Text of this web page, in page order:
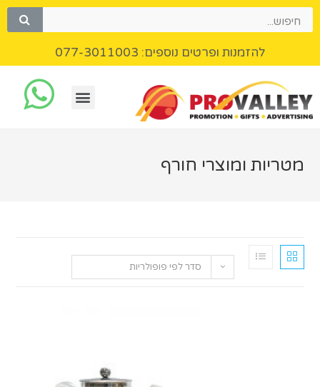
להזמנות ופרטים נוספים: 077-3011003
ומוצרי חורף
סדר לפי פופולריות